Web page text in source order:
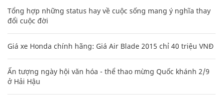
Tổng hợp những status hay về cuộc sống mang ý nghĩa thay
đổi cuộc đời
Giá xe Honda chính hãng: Giá Air Blade 2015 chỉ 40 triệu VNĐ
Ấn tượng ngày hội văn hóa - thể thao mừng Quốc khánh 2/9
ở Hải Hậu